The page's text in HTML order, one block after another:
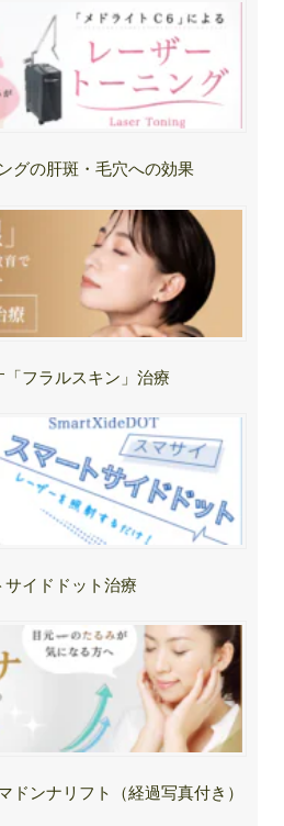
グの肝斑・毛穴への効果
「フラルスキン」治療
サイドドット治療
ドンナリフト（経過写真付き）